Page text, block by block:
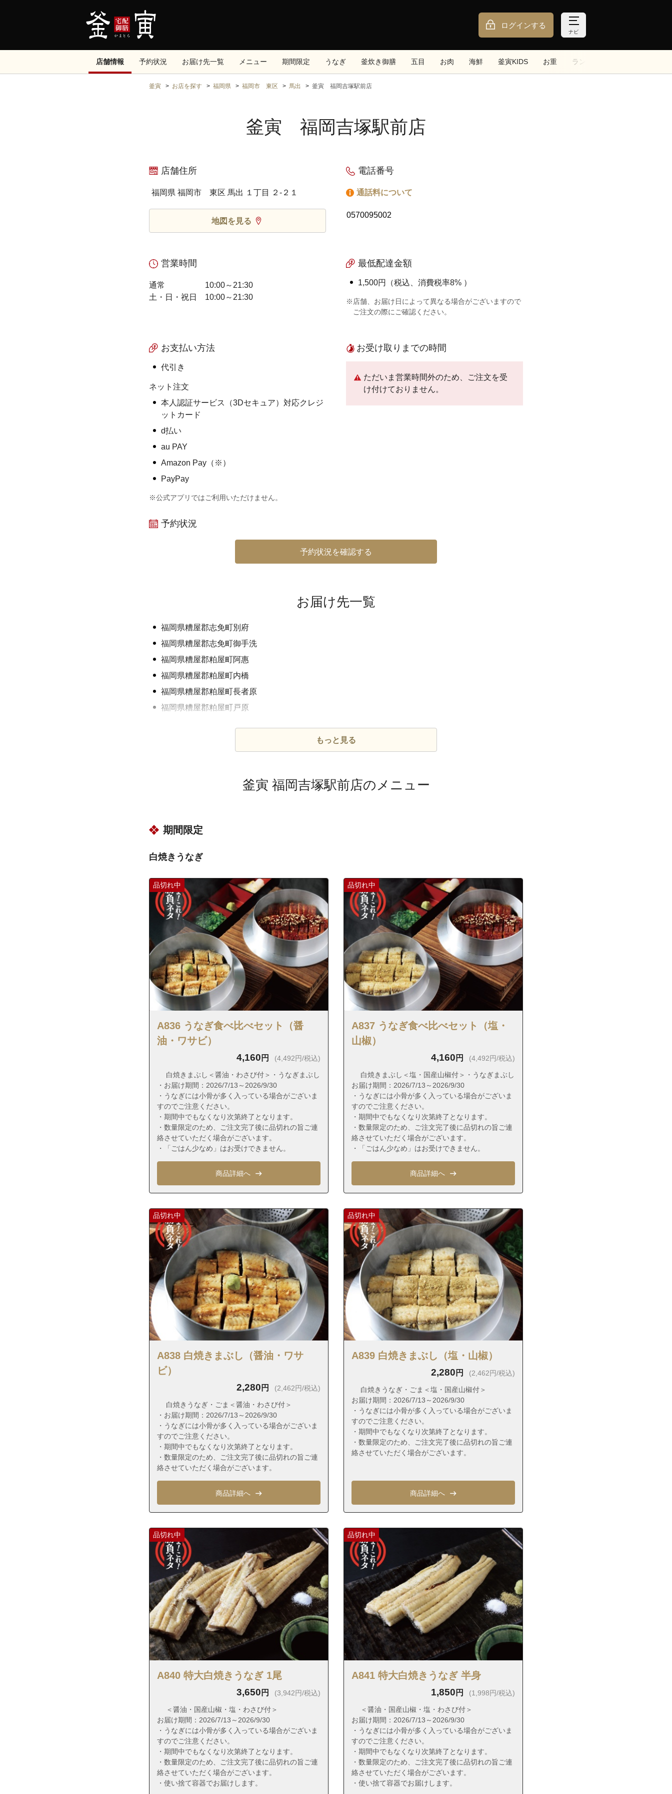
ログインする
ナビ
店舗情報 予約状況 お届け先一覧 メニュー 期間限定 うなぎ 釜炊き御膳 五目 お肉 海鮮 釜寅KIDS お重 ランチ
釜寅 お店を探す 福岡県 福岡市 東区 馬出 釜寅 福岡吉塚駅前店
釜寅 福岡吉塚駅前店
店舗住所
福岡県 福岡市 東区 馬出 １丁目 ２‐２１
地図を見る
電話番号
通話料について
0570095002
営業時間
通常
10:00～21:30
土・日・祝日
10:00～21:30
最低配達金額
1,500円（税込、消費税率8% ）
※店舗、お届け日によって異なる場合がございますので
ご注文の際にご確認ください。
お支払い方法
代引き
ネット注文
本人認証サービス（3Dセキュア）対応クレジ
ットカード
d払い
au PAY
Amazon Pay（※）
PayPay
※公式アプリではご利用いただけません。
お受け取りまでの時間
ただいま営業時間外のため、ご注文を受
け付けておりません。
予約状況
予約状況を確認する
お届け先一覧
福岡県糟屋郡志免町別府
福岡県糟屋郡志免町御手洗
福岡県糟屋郡粕屋町阿惠
福岡県糟屋郡粕屋町内橋
福岡県糟屋郡粕屋町長者原
福岡県糟屋郡粕屋町戸原
福岡県福岡市東区郷口町
福岡県福岡市東区社領３丁目
福岡県福岡市東区多の津１丁目
福岡県福岡市東区多の津３丁目
福岡県福岡市東区多の津４丁目
福岡県福岡市東区多の津５丁目
福岡県福岡市東区箱崎１丁目
福岡県福岡市東区箱崎２丁目
福岡県福岡市東区箱崎３丁目
福岡県福岡市東区箱崎４丁目
福岡県福岡市東区箱崎５丁目
福岡県福岡市東区箱崎６丁目
福岡県福岡市東区箱崎７丁目
福岡県福岡市東区箱崎ふ頭１丁目
福岡県福岡市東区箱崎ふ頭２丁目
福岡県福岡市東区箱崎ふ頭３丁目
福岡県福岡市東区箱崎ふ頭４丁目
福岡県福岡市東区箱崎ふ頭５丁目
福岡県福岡市東区箱崎ふ頭６丁目
福岡県福岡市東区筥松１丁目
福岡県福岡市東区筥松３丁目
福岡県福岡市東区筥松４丁目
福岡県福岡市東区原田１丁目
福岡県福岡市東区原田２丁目
福岡県福岡市東区原田３丁目
福岡県福岡市東区原田４丁目
福岡県福岡市東区東浜１丁目
福岡県福岡市東区東浜２丁目
福岡県福岡市東区二又瀬
福岡県福岡市東区二又瀬新町
福岡県福岡市東区馬出１丁目
福岡県福岡市東区馬出２丁目
福岡県福岡市東区馬出５丁目
福岡県福岡市東区馬出６丁目
福岡県福岡市東区松島１丁目
福岡県福岡市東区松島２丁目
福岡県福岡市東区松島４丁目
福岡県福岡市東区松田１丁目
福岡県福岡市東区松田２丁目
福岡県福岡市東区松田３丁目
福岡県福岡市博多区榎田１丁目
福岡県福岡市博多区榎田２丁目
福岡県福岡市博多区大井１丁目
福岡県福岡市博多区大井２丁目
福岡県福岡市博多区沖浜町
福岡県福岡市博多区堅粕１丁目
福岡県福岡市博多区上川端町
福岡県福岡市博多区上呉服町
福岡県福岡市博多区神屋町
福岡県福岡市博多区空港前１丁目
福岡県福岡市博多区空港前２丁目
もっと見る
釜寅 福岡吉塚駅前店のメニュー
期間限定
白焼きうなぎ
品切れ中
A836 うなぎ食べ比べセット（醤
油・ワサビ）
4,160 円 (4,492円/税込)
白焼きまぶし＜醤油・わさび付＞・うなぎまぶし
・お届け期間：2026/7/13～2026/9/30
・うなぎには小骨が多く入っている場合がございま
すのでご注意ください。
・期間中でもなくなり次第終了となります。
・数量限定のため、ご注文完了後に品切れの旨ご連
絡させていただく場合がございます。
・「ごはん少なめ」はお受けできません。
商品詳細へ
品切れ中
A837 うなぎ食べ比べセット（塩・
山椒）
4,160 円 (4,492円/税込)
白焼きまぶし＜塩・国産山椒付＞・うなぎまぶし
お届け期間：2026/7/13～2026/9/30
・うなぎには小骨が多く入っている場合がございま
すのでご注意ください。
・期間中でもなくなり次第終了となります。
・数量限定のため、ご注文完了後に品切れの旨ご連
絡させていただく場合がございます。
・「ごはん少なめ」はお受けできません。
商品詳細へ
品切れ中
A838 白焼きまぶし（醤油・ワサ
ビ）
2,280 円 (2,462円/税込)
白焼きうなぎ・ごま＜醤油・わさび付＞
・お届け期間：2026/7/13～2026/9/30
・うなぎには小骨が多く入っている場合がございま
すのでご注意ください。
・期間中でもなくなり次第終了となります。
・数量限定のため、ご注文完了後に品切れの旨ご連
絡させていただく場合がございます。
商品詳細へ
品切れ中
A839 白焼きまぶし（塩・山椒）
2,280 円 (2,462円/税込)
白焼きうなぎ・ごま＜塩・国産山椒付＞
お届け期間：2026/7/13～2026/9/30
・うなぎには小骨が多く入っている場合がございま
すのでご注意ください。
・期間中でもなくなり次第終了となります。
・数量限定のため、ご注文完了後に品切れの旨ご連
絡させていただく場合がございます。
商品詳細へ
品切れ中
A840 特大白焼きうなぎ 1尾
3,650 円 (3,942円/税込)
＜醤油・国産山椒・塩・わさび付＞
お届け期間：2026/7/13～2026/9/30
・うなぎには小骨が多く入っている場合がございま
すのでご注意ください。
・期間中でもなくなり次第終了となります。
・数量限定のため、ご注文完了後に品切れの旨ご連
絡させていただく場合がございます。
・使い捨て容器でお届けします。
品切れ中
A841 特大白焼きうなぎ 半身
1,850 円 (1,998円/税込)
＜醤油・国産山椒・塩・わさび付＞
お届け期間：2026/7/13～2026/9/30
・うなぎには小骨が多く入っている場合がございま
すのでご注意ください。
・期間中でもなくなり次第終了となります。
・数量限定のため、ご注文完了後に品切れの旨ご連
絡させていただく場合がございます。
・使い捨て容器でお届けします。